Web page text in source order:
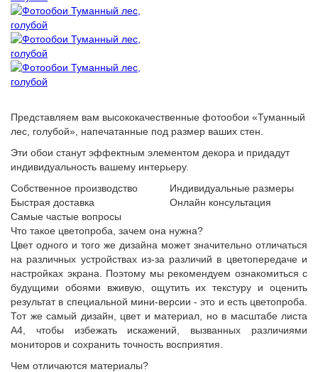
Представляем вам высококачественные фотообои «Туманный
лес, голубой», напечатанные под размер ваших стен.
Эти обои станут эффектным элементом декора и придадут
индивидуальность вашему интерьеру.
Собственное производство
Индивидуальные размеры
Быстрая доставка
Онлайн консультация
Самые частые вопросы
Что такое цветопроба, зачем она нужна?
Цвет одного и того же дизайна может значительно отличаться
на различных устройствах из-за различий в цветопередаче и
настройках экрана. Поэтому мы рекомендуем ознакомиться с
будущими обоями вживую, ощутить их текстуру и оценить
результат в специальной мини-версии - это и есть цветопроба.
Тот же самый дизайн, цвет и материал, но в масштабе листа
А4, чтобы избежать искажений, вызванных различиями
мониторов и сохранить точность восприятия.
Чем отличаются материалы?